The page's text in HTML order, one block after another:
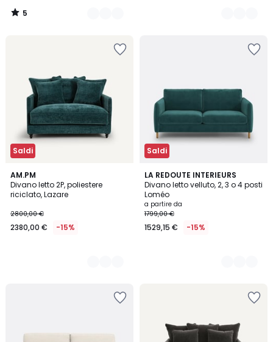
5
/
Saldi
AM.PM
Divano letto 2P, poliestere
riciclato, Lazare
2800,00 €
2380,00 € -15%
3
Colori
Saldi
LA REDOUTE INTERIEURS
Divano letto velluto, 2, 3 o 4 posti
Loméo
a partire da
1799,00 €
1529,15 € -15%
3
Colori